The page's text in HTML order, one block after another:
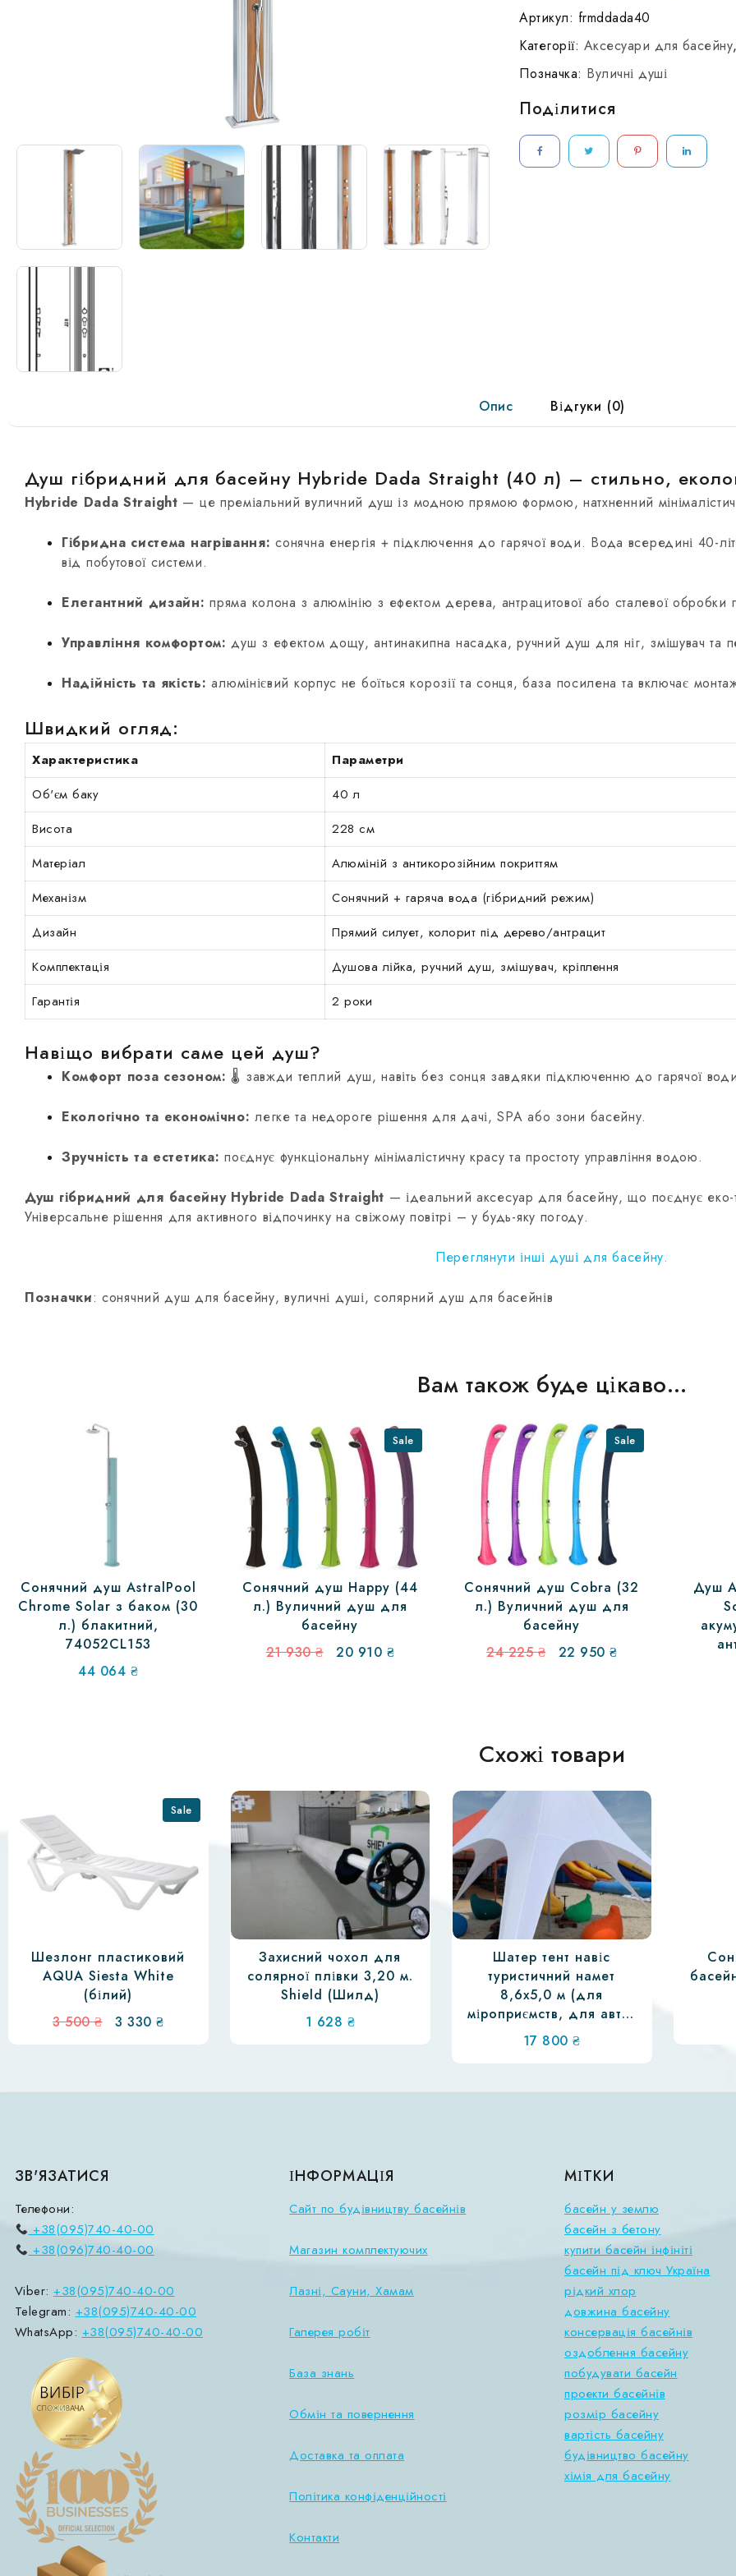
для
бассейна
Hybride
Dada
(40
л.)
Артикул: frmddada40
Категорії: Аксесуари для басейну
Позначка: Вуличні душі
Поділитися
Опис Відгуки (0)
Душ гібридний для басейну Hybride Dada Straight (40 л) – стильно,
Hybride Dada Straight — це преміальний вуличний душ із модною прямою формою, натхненний
Гібридна система нагрівання: сонячна енергія + підключення до гарячої води. Вода всередині 40-
від побутової системи.
Елегантний дизайн: пряма колона з алюмінію з ефектом дерева, антрацитової або сталевої
Управління комфортом: душ з ефектом дощу, антинакипна насадка, ручний душ для ніг, змішувач та
Надійність та якість: алюмінієвий корпус не боїться корозії та сонця, база посилена та включає
Швидкий огляд:
Характеристика
Параметри
Об'єм баку
40 л
Висота
228 см
Матеріал
Алюміній з антикорозійним покриттям
Механізм
Сонячний + гаряча вода (гібридний режим)
Дизайн
Прямий силует, колорит під дерево/антрацит
Комплектація
Душова лійка, ручний душ, змішувач, кріплення
Гарантія
2 роки
Навіщо вибрати саме цей душ?
Комфорт поза сезоном: 🌡 завжди теплий душ, навіть без сонця завдяки підключенню до гарячої
Екологічно та економічно: легке та недороге рішення для дачі, SPA або зони басейну.
Зручність та естетика: поєднує функціональну мінімалістичну красу та простоту управління водою.
Душ гібридний для басейну Hybride Dada Straight — ідеальний аксесуар для басейну, що поєднує еко-
Універсальне рішення для активного відпочинку на свіжому повітрі – у будь-яку погоду.
Переглянути інші душі для басейну.
Позначки: сонячний душ для басейну, вуличні душі, солярний душ для басейнів
Вам також буде цікаво…
Сонячний душ AstralPool
Chrome Solar з баком (30
л.) блакитний,
74052CL153
44 064 ₴
Sale
Сонячний душ Happy (44
л.) Вуличний душ для
басейну
21 930₴
Оригінальна
20 910 ₴Поточна
Sale
Сонячний душ Cobra (32
л.) Вуличний душ для
басейну
24 225₴
Оригінальна
22 950₴Поточна
Душ
Схожі товари
Sale
Шезлонг пластиковий
AQUA Siesta White
(білий)
3 500₴
Оригінальна
3 330₴Поточна
Захисний чохол для
солярної плівки 3,20 м.
Shield (Шилд)
1 628 ₴
Шатер тент навіс
туристичний намет
8,6х5,0 м (для
міроприємств, для авто,
для саду)
17 800₴
ЗВ'ЯЗАТИСЯ
Телефони:
+38(095)740-40-00
+38(096)740-40-00
Viber: +38(095)740-40-00
Telegram: +38(095)740-40-00
WhatsApp: +38(095)740-40-00
ІНФОРМАЦІЯ
Сайт по будівництву басейнів
Магазин комплектуючих
Лазні, Сауни, Хамам
Галерея робіт
База знань
Обмін та повернення
Доставка та оплата
Політика конфіденційності
Контакти
МІТКИ
басейн у землю
басейн з бетону
купити басейн інфініті
басейн під ключ Україна
рідкий хлор
довжина басейну
консервація басейнів
оздоблення басейну
побудувати басейн
проекти басейнів
розмір басейну
вартість басейну
будівництво басейну
хімія для басейну